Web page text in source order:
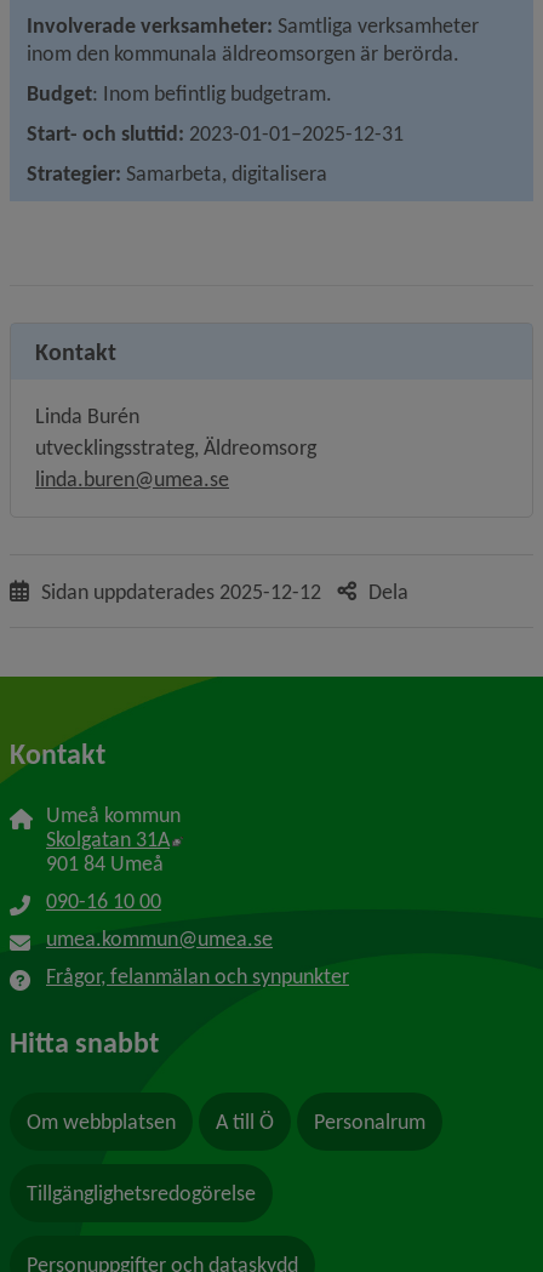
Involverade verksamheter: Samtliga verksamheter
inom den kommunala äldreomsorgen är berörda.
Budget: Inom befintlig budgetram.
Start- och sluttid: 2023-01-01–2025-12-31
Strategier: Samarbeta, digitalisera
Kontakt
Linda Burén
utvecklingsstrateg, Äldreomsorg
linda.buren@umea.se
Sidan uppdaterades 2025-12-12 Dela
Kontakt
Umeå kommun
Skolgatan 31A Länk till annan webbplats, öppnas i nytt
901 84 Umeå
090-16 10 00
umea.kommun@umea.se
Frågor, felanmälan och synpunkter
Hitta snabbt
Om webbplatsen A till Ö Personalrum
Tillgänglighetsredogörelse
Personuppgifter och dataskydd